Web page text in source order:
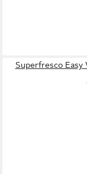
Superfresco Easy